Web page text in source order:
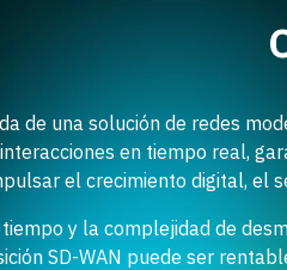
de una solución de redes
en tiempo real,
el crecimiento digital, el
y la complejidad de
SD-WAN puede ser